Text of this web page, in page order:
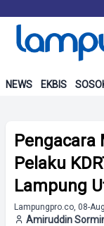
NEWS EKBIS
Pengacara
Pelaku
Lampung
Lampungpro.co, 08-
Amiruddin